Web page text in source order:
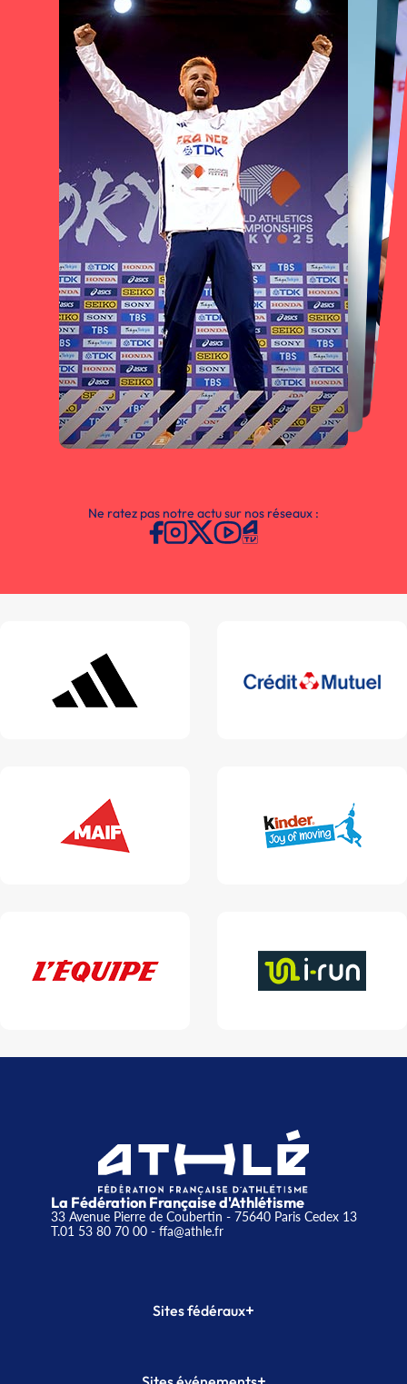
Ne ratez pas notre actu sur nos réseaux :
La Fédération Française d'Athlétisme
33 Avenue Pierre de Coubertin - 75640 Paris Cedex 13
T.01 53 80 70 00- ffa@athle.fr
Sites fédéraux+